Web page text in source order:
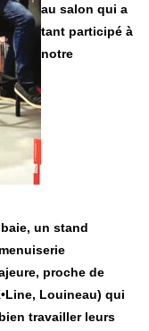
au salon qui a
tant participé à
notre
un stand
proche de
Louineau) qui
travailler leurs